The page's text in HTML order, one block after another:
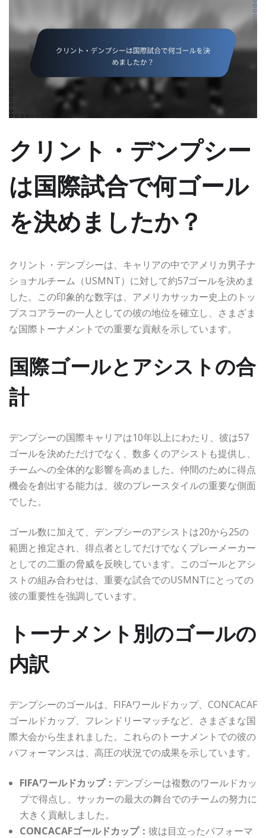
クリント・デンプシー
は国際試合で何ゴール
を決めましたか？
クリント・デンプシーは、キャリアの中でアメリカ男子ナ
ショナルチーム（USMNT）に対して約57ゴールを決めま
した。この印象的な数字は、アメリカサッカー史上のトッ
プスコアラーの一人としての彼の地位を確立し、さまざま
な国際トーナメントでの重要な貢献を示しています。
国際ゴールとアシストの合
計
デンプシーの国際キャリアは10年以上にわたり、彼は57
ゴールを決めただけでなく、数多くのアシストも提供し、
チームへの全体的な影響を高めました。仲間のために得点
機会を創出する能力は、彼のプレースタイルの重要な側面
でした。
ゴール数に加えて、デンプシーのアシストは20から25の
範囲と推定され、得点者としてだけでなくプレーメーカー
としての二重の脅威を反映しています。このゴールとアシ
ストの組み合わせは、重要な試合でのUSMNTにとっての
彼の重要性を強調しています。
トーナメント別のゴールの
内訳
デンプシーのゴールは、FIFAワールドカップ、CONCACAF
ゴールドカップ、フレンドリーマッチなど、さまざまな国
際大会から生まれました。これらのトーナメントでの彼の
パフォーマンスは、高圧の状況での成果を示しています。
FIFAワールドカップ： デンプシーは複数のワールドカッ
プで得点し、サッカーの最大の舞台でのチームの努力に
大きく貢献しました。
CONCACAFゴールドカップ： 彼は目立ったパフォーマ